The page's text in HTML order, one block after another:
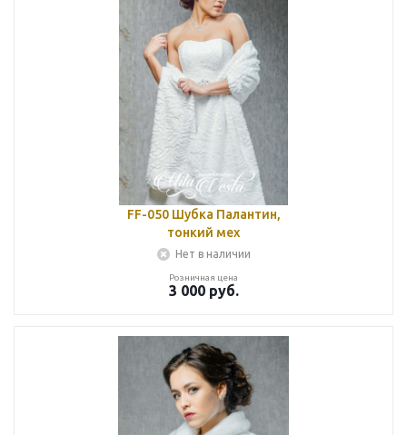
FF-050 Шубка Палантин,
тонкий мех
Нет в наличии
Розничная цена
3 000руб.